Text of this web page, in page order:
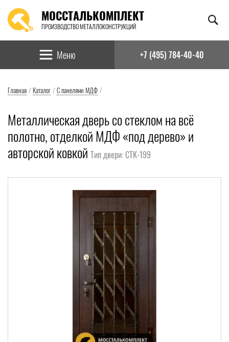
МОССТАЛЬКОМПЛЕКТ
ПРОИЗВОДСТВО МЕТАЛЛОКОНСТРУКЦИЙ
Найти:
Меню +7 (495) 784-40-40
Главная / Каталог / С панелями МДФ /
Металлическая дверь со стеклом на всё
полотно, отделкой МДФ «под дерево» и
авторской ковкой Тип двери: СТК-199